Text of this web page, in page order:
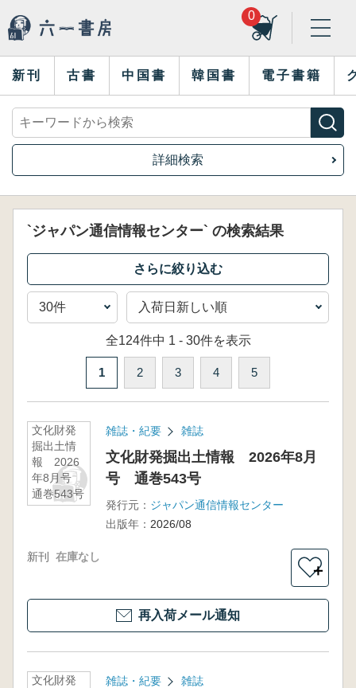
0
新刊 古書 中国書 韓国書 電子書籍
詳細検索
`ジャパン通信情報センター` の検索結果
全124件中 1 - 30件を表示
1 2 3 4 5
文化財発
掘出土情
報 2026
年8月号
通巻543号
雑誌・紀要 雑誌
文化財発掘出土情報 2026年8月
号 通巻543号
発行元： ジャパン通信情報センター
出版年： 2026/08
新刊 在庫なし
＋
再入荷メール通知
文化財発
雑誌・紀要 雑誌